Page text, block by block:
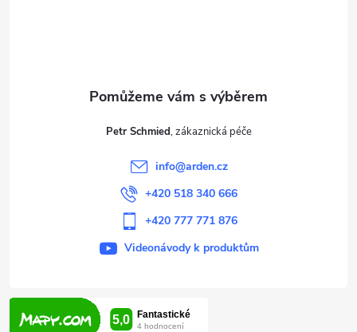
Petr Schmied
info@arden.cz
+420 518 340 666
+420 777 771 876
Videonávody k produktům